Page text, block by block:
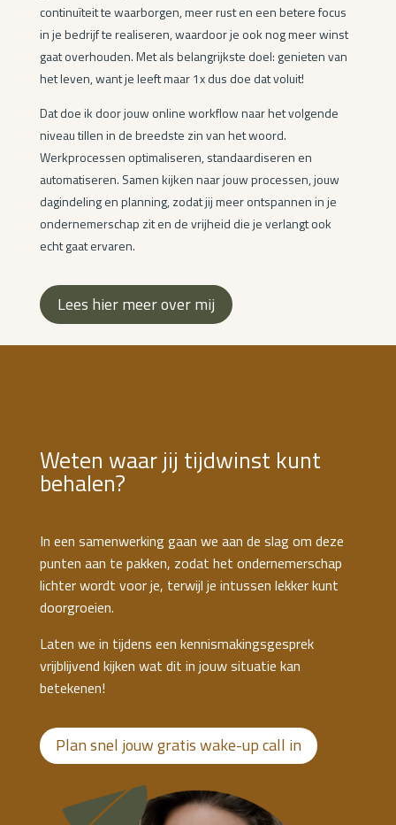
continuïteit te waarborgen, meer rust en een betere focus
in je bedrijf te realiseren, waardoor je ook nog meer winst
gaat overhouden. Met als belangrijkste doel: genieten van
het leven, want je leeft maar 1x dus doe dat voluit!
Dat doe ik door jouw online workflow naar het volgende
niveau tillen in de breedste zin van het woord.
Werkprocessen optimaliseren, standaardiseren en
automatiseren. Samen kijken naar jouw processen, jouw
dagindeling en planning, zodat jij meer ontspannen in je
ondernemerschap zit en de vrijheid die je verlangt ook
echt gaat ervaren.
Lees hier meer over mij
Weten waar jij tijdwinst kunt
behalen?
In een samenwerking gaan we aan de slag om deze
punten aan te pakken, zodat het ondernemerschap
lichter wordt voor je, terwijl je intussen lekker kunt
doorgroeien.
Laten we in tijdens een kennismakingsgesprek
vrijblijvend kijken wat dit in jouw situatie kan
betekenen!
Plan snel jouw gratis wake-up call in